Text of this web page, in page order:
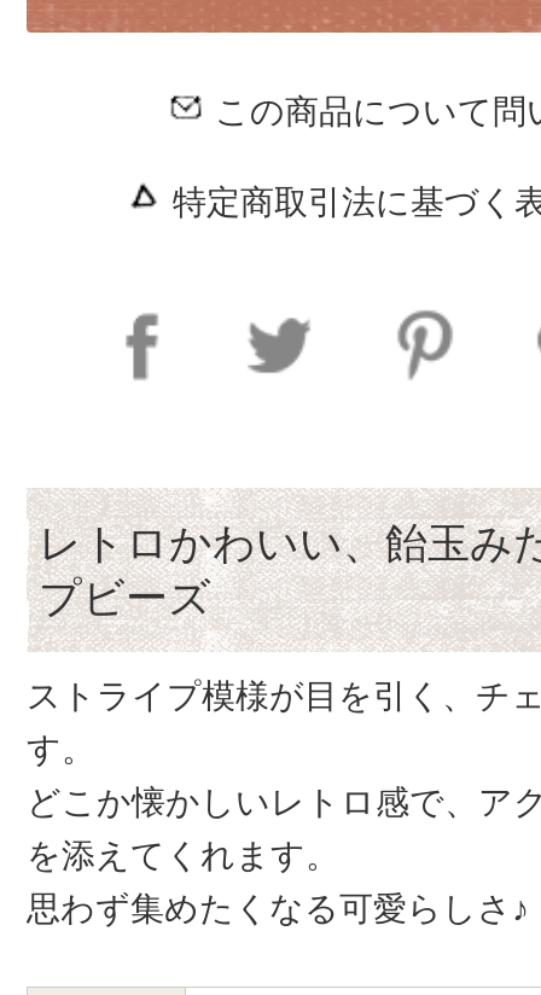
この商品について問
特定商取引法に基づく
レトロかわいい、飴玉み
プビーズ
ストライプ模様が目を引く、チ
す。
どこか懐かしいレトロ感で、ア
を添えてくれます。
思わず集めたくなる可愛らしさ♪